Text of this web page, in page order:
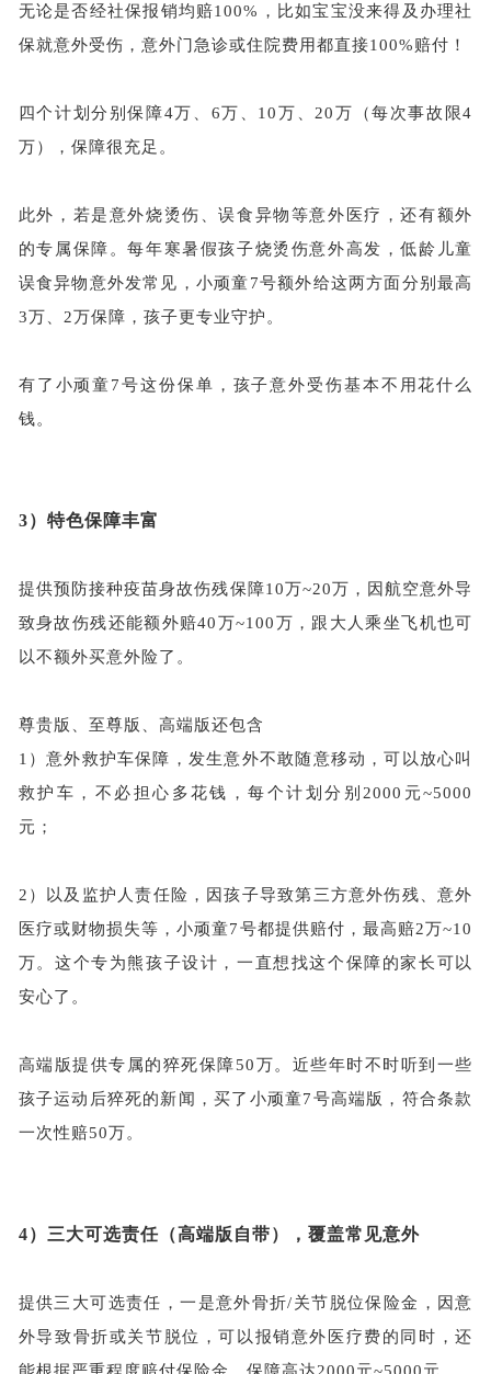
无论是否经社保报销均赔100%，比如宝宝没来得及办理社
保就意外受伤，意外门急诊或住院费用都直接100%赔付！
四个计划分别保障4万、6万、10万、20万（每次事故限4
万），保障很充足。
此外，若是意外烧烫伤、误食异物等意外医疗，还有额外
的专属保障。每年寒暑假孩子烧烫伤意外高发，低龄儿童
误食异物意外发常见，小顽童7号额外给这两方面分别最高
3万、2万保障，孩子更专业守护。
有了小顽童7号这份保单，孩子意外受伤基本不用花什么
钱。
3） 特色保障丰富
提供预防接种疫苗身故伤残保障10万~20万，因航空意外导
致身故伤残还能额外赔40万~100万，跟大人乘坐飞机也可
以不额外买意外险了。
尊贵版、至尊版、高端版还包含
1）意外救护车保障，发生意外不敢随意移动，可以放心叫
救护车，不必担心多花钱，每个计划分别2000元~5000
元；
2）
以及监护人责任险，因孩子导致第三方意外伤残、意外
医疗或财物损失等，小顽童7号都提供赔付，最高赔2万~10
万。这个专为熊孩子设计，一直想找这个保障的家长可以
安心了。
高端版提供专属的猝死保障50万。近些年时不时听到一些
孩子运动后猝死的新闻，买了小顽童7号高端版，符合条款
一次性赔50万。
4）三大可选责任（高端版自带），覆盖常见意外
提供三大可选责任，一是意外骨折/关节脱位保险金，因意
外导致骨折或关节脱位，可以报销意外医疗费的同时，还
能根据严重程度赔付保险金，保障高达2000元~5000元。